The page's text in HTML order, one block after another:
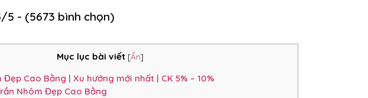
5 - (5673 bình chọn)
Mục lục bài viết [Ẩn]
Cao Bằng | Xu hướng mới nhất | CK 5% – 10%
Nhôm Đẹp Cao Bằng